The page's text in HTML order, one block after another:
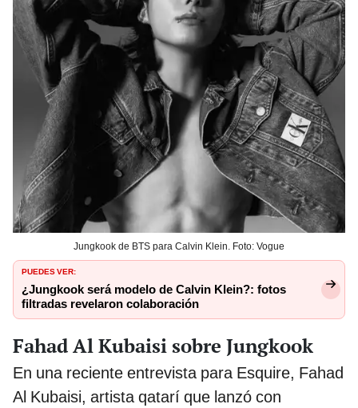
Jungkook de BTS para Calvin Klein. Foto: Vogue
PUEDES VER:
¿Jungkook será modelo de Calvin Klein?: fotos
filtradas revelaron colaboración
Fahad Al Kubaisi sobre Jungkook
En una reciente entrevista para Esquire, Fahad
Al Kubaisi, artista qatarí que lanzó con